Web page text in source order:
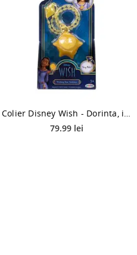
79.99 lei